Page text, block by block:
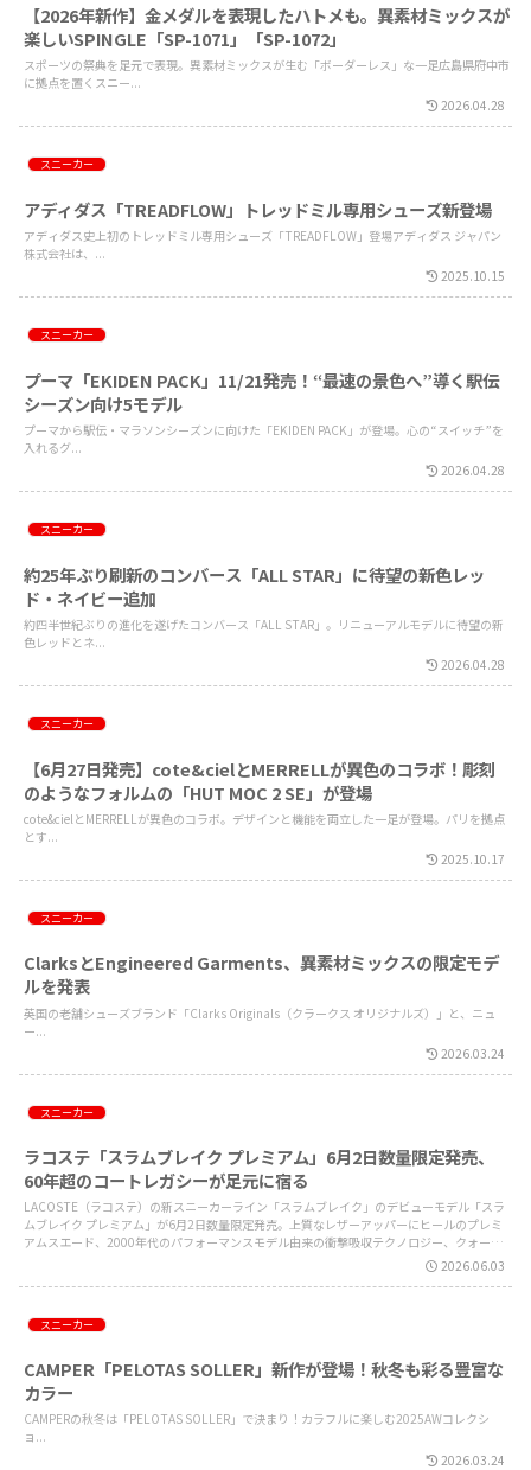
【2026年新作】金メダルを表現したハトメも。異素材ミックスが
楽しいSPINGLE「SP-1071」「SP-1072」
スポーツの祭典を足元で表現。異素材ミックスが生む「ボーダーレス」な一足広島県府中市
に拠点を置くスニー...
2026.04.28
スニーカー
アディダス「TREADFLOW」トレッドミル専用シューズ新登場
アディダス史上初のトレッドミル専用シューズ「TREADFLOW」登場アディダス ジャパン
株式会社は、...
2025.10.15
スニーカー
プーマ「EKIDEN PACK」11/21発売！“最速の景色へ”導く駅伝
シーズン向け5モデル
プーマから駅伝・マラソンシーズンに向けた「EKIDEN PACK」が登場。心の“スイッチ”を
入れるグ...
2026.04.28
スニーカー
約25年ぶり刷新のコンバース「ALL STAR」に待望の新色レッ
ド・ネイビー追加
約四半世紀ぶりの進化を遂げたコンバース「ALL STAR」。リニューアルモデルに待望の新
色レッドとネ...
2026.04.28
スニーカー
【6月27日発売】cote&cielとMERRELLが異色のコラボ！彫刻
のようなフォルムの「HUT MOC 2 SE」が登場
cote&cielとMERRELLが異色のコラボ。デザインと機能を両立した一足が登場。パリを拠点
とす...
2025.10.17
スニーカー
ClarksとEngineered Garments、異素材ミックスの限定モデ
ルを発表
英国の老舗シューズブランド「Clarks Originals（クラークス オリジナルズ）」と、ニュ
ー...
2026.03.24
スニーカー
ラコステ「スラムブレイク プレミアム」6月2日数量限定発売、
60年超のコートレガシーが足元に宿る
LACOSTE（ラコステ）の新スニーカーライン「スラムブレイク」のデビューモデル「スラ
ムブレイク プレミアム」が6月2日数量限定発売。上質なレザーアッパーにヒールのプレミ
アムスエード、2000年代のパフォーマンスモデル由来の衝撃吸収テクノロジー、クォータ
ーのメタル製ワニを搭載。LACOSTE原宿・心斎橋店と公式オンラインストアにて展開。
2026.06.03
スニーカー
CAMPER「PELOTAS SOLLER」新作が登場！秋冬も彩る豊富な
カラー
CAMPERの秋冬は「PELOTAS SOLLER」で決まり！カラフルに楽しむ2025AWコレクシ
ョ...
2026.03.24